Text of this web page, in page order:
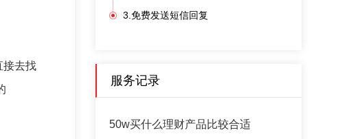
接去找
3.免费发送短信回复
服务记录
50w买什么理财产品比较合适